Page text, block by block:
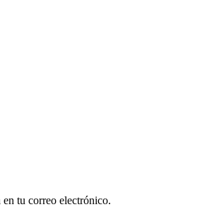
tu correo electrónico.